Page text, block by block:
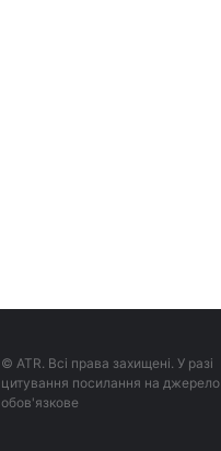
© ATR. Всі права захищені. У разі
цитування посилання на джерело
обов'язкове